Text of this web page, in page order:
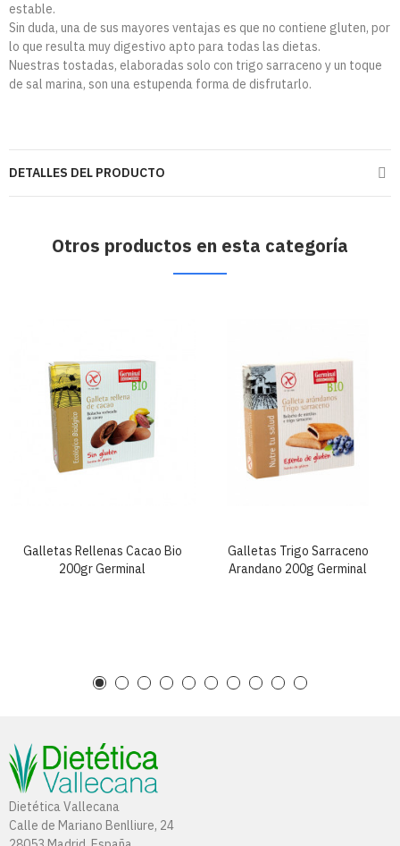
estable.
Sin duda, una de sus mayores ventajas es que no contiene gluten, por
lo que resulta muy digestivo apto para todas las dietas.
Nuestras tostadas, elaboradas solo con trigo sarraceno y un toque
de sal marina, son una estupenda forma de disfrutarlo.
DETALLES DEL PRODUCTO
Otros productos en esta categoría
Galletas Rellenas Cacao Bio
200gr Germinal
Galletas Trigo Sarraceno
Arandano 200g Germinal
Dietética Vallecana
Calle de Mariano Benlliure, 24